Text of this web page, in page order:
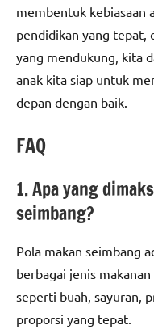
membentuk kebiasaan
pendidikan yang tepat,
yang mendukung, kita
anak kita siap untuk
depan dengan baik.
FAQ
1. Apa yang
seimbang?
Pola makan seimbang
berbagai jenis
seperti buah, sayuran,
proporsi yang tepat.